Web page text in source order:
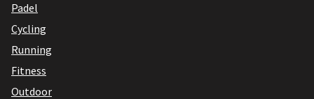
Padel
Cycling
Running
Fitness
Outdoor